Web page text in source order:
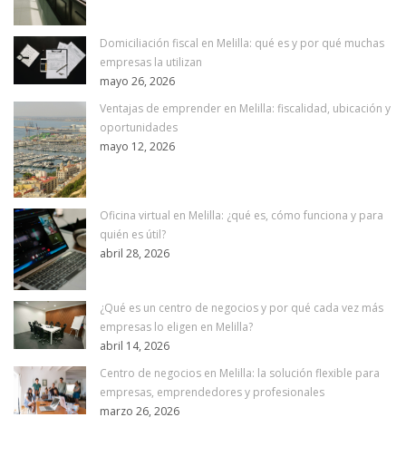
Domiciliación fiscal en Melilla: qué es y por qué muchas
empresas la utilizan
mayo 26, 2026
Ventajas de emprender en Melilla: fiscalidad, ubicación y
oportunidades
mayo 12, 2026
Oficina virtual en Melilla: ¿qué es, cómo funciona y para
quién es útil?
abril 28, 2026
¿Qué es un centro de negocios y por qué cada vez más
empresas lo eligen en Melilla?
abril 14, 2026
Centro de negocios en Melilla: la solución flexible para
empresas, emprendedores y profesionales
marzo 26, 2026